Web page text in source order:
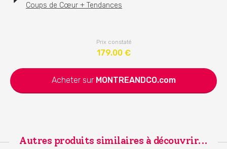
Coups de Cœur + Tendances
Prix constaté
179.00€
Acheter sur MONTREANDCO.com
Autres produits similaires à découvrir...